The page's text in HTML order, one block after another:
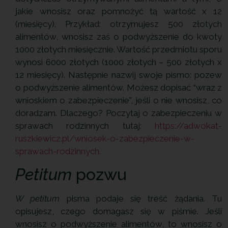
jakie wnosisz oraz pomnożyć tą wartość x 12
(miesięcy). Przykład: otrzymujesz 500 złotych
alimentów, wnosisz zaś o podwyższenie do kwoty
1000 złotych miesięcznie. Wartość przedmiotu sporu
wynosi 6000 złotych (1000 złotych – 500 złotych x
12 miesięcy). Następnie nazwij swoje pismo: pozew
o podwyższenie alimentów. Możesz dopisać “wraz z
wnioskiem o zabezpieczenie”, jeśli o nie wnosisz, co
doradzam. Dlaczego? Poczytaj o zabezpieczeniu w
sprawach rodzinnych tutaj: https://adwokat-
ruszkiewicz.pl/wniosek-o-zabezpieczenie-w-
sprawach-rodzinnych.
Petitum pozwu
W petitum pisma podaje się treść żądania. Tu
opisujesz, czego domagasz się w piśmie. Jeśli
wnosisz o podwyższenie alimentów, to wnosisz o